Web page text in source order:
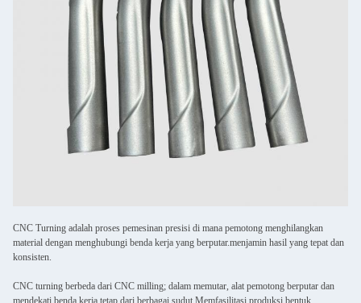
CNC Turning adalah proses pemesinan presisi di mana pemotong menghilangkan
material dengan menghubungi benda kerja yang berputar.menjamin hasil yang tepat dan
konsisten.
CNC turning berbeda dari CNC milling; dalam memutar, alat pemotong berputar dan
mendekati benda kerja tetap dari berbagai sudut.Memfasilitasi produksi bentuk